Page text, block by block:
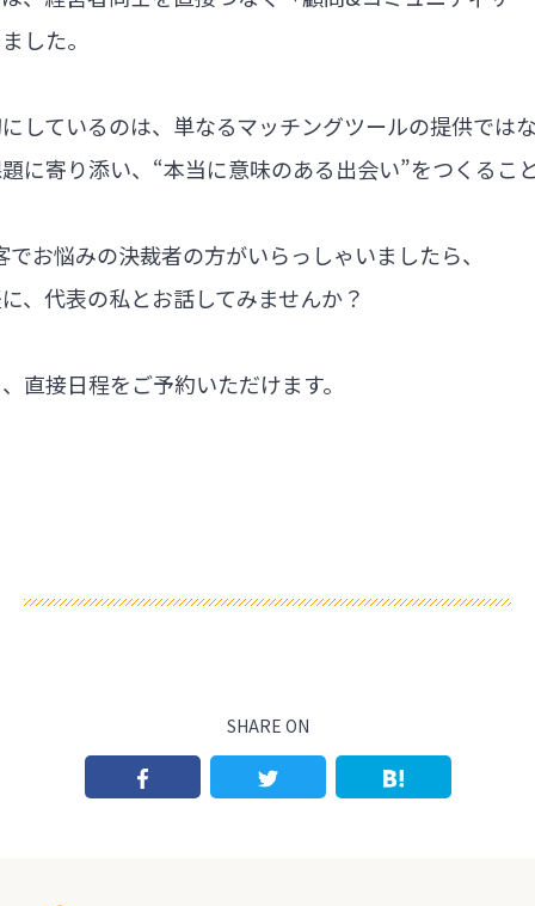
した。
しているのは、単なるマッチングツールの提供では
に寄り添い、“本当に意味のある出会い”をつくるこ
お悩みの決裁者の方がいらっしゃいましたら、
、代表の私とお話してみませんか？
直接日程をご予約いただけます。
SHARE ON